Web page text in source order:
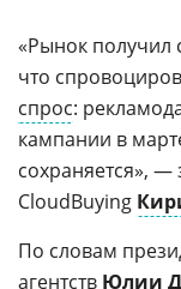
«Рынок получил
что
спрос:
кампании в
сохраняется»,
CloudBuying
По словам
агентств Юлии